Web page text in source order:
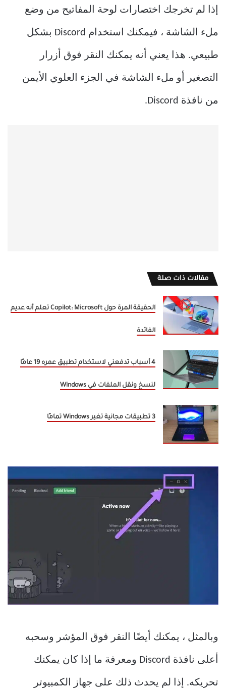
إذا لم تخرجك اختصارات لوحة المفاتيح من وضع
ملء الشاشة ، فيمكنك استخدام Discord بشكل
طبيعي. هذا يعني أنه يمكنك النقر فوق أزرار
التصغير أو ملء الشاشة في الجزء العلوي الأيمن
من نافذة Discord.
مقالات ذات صلة
الحقيقة المرة حول Copilot: Microsoft تعلم أنه عديم
الفائدة
4 أسباب تدفعني لاستخدام تطبيق عمره 19 عامًا
لنسخ ونقل الملفات في Windows
3 تطبيقات مجانية تغير Windows تمامًا
وبالمثل ، يمكنك أيضًا النقر فوق المؤشر وسحبه
أعلى نافذة Discord ومعرفة ما إذا كان يمكنك
تحريكه. إذا لم يحدث ذلك على جهاز الكمبيوتر